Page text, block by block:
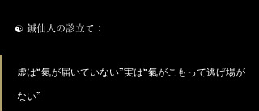
☯️ 鍼仙人の診立て：
虚は“氣が届いていない”実は“氣がこもって逃げ場が
ない”